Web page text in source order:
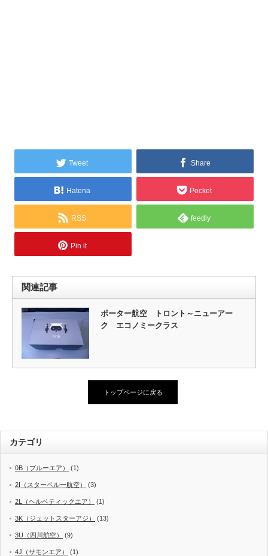
Tweet Share
Hatena Pocket
RSS feedly
Pin it
関連記事
ポーター航空 トロント～ニューアー
ク エコノミークラス
トップページに戻る
カテゴリ
0B（ブルーエア） (1)
2I（スターペルー航空） (3)
2L（ヘルベティックエア） (1)
3K（ジェットスターアジ） (13)
3U（四川航空） (9)
4J（サモンエア） (1)